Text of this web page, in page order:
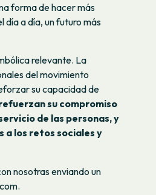
forma de hacer más
día a día, un futuro más
relevante. La
del movimiento
su capacidad de
su compromiso
de las personas, y
a los retos sociales y
nosotras enviando un